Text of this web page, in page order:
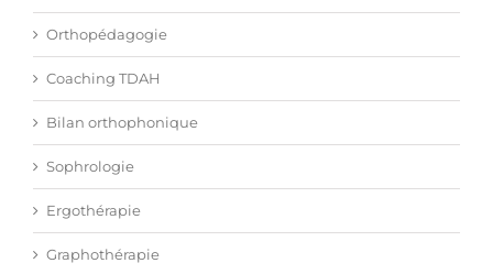
Contact WhatsApp
Orthopédagogie
Coaching TDAH
Bilan orthophonique
Sophrologie
Ergothérapie
Graphothérapie